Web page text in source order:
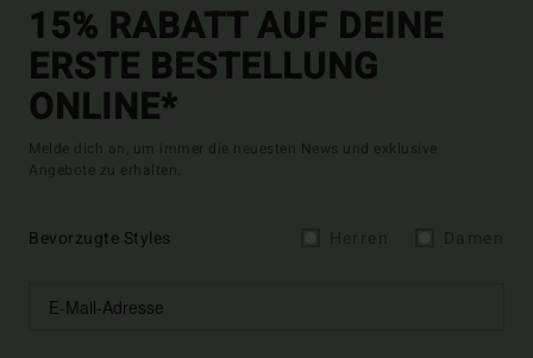
15% RABATT AUF DEINE
ERSTE BESTELLUNG
ONLINE*
Melde dich an, um immer die neuesten News und exklusive
Angebote zu erhalten.
Bevorzugte Styles